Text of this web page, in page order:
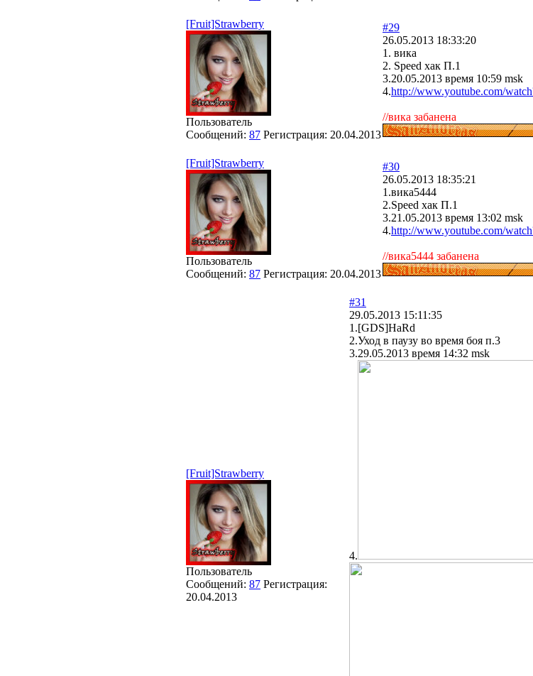
[Fruit]Strawberry
Пользователь
Сообщений: 87 Регистрация: 20.04.2013
#29
26.05.2013 18:33:20
1. вика
2. Speed хак П.1
3.20.05.2013 время 10:59 msk
4.http://www.youtube.com/
//вика забанена
[Fruit]Strawberry
Пользователь
Сообщений: 87 Регистрация: 20.04.2013
#30
26.05.2013 18:35:21
1.вика5444
2.Speed хак П.1
3.21.05.2013 время 13:02 msk
4.http://www.youtube.com/
//вика5444 забанена
[Fruit]Strawberry
Пользователь
Сообщений: 87 Регистрация:
20.04.2013
#31
29.05.2013 15:11:35
1.[GDS]HaRd
2.Уход в паузу во время боя п.3
3.29.05.2013 время 14:32 msk
4.